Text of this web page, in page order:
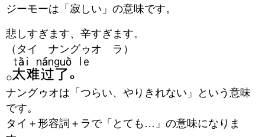
ジーモーは「寂しい」の意味です。
悲しすぎます、辛すぎます。
（タイ ナングゥオ ラ）
○
ナングゥオは「つらい、やりきれない」という意味
です。
タイ＋形容詞＋ラで「とても…」の意味になりま